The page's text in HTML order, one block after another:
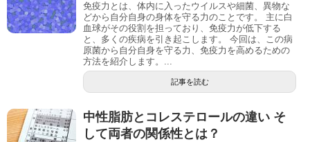
免疫力とは、体内に入ったウイルスや細菌、異物な
どから自分自身の身体を守る力のことです。 主に白
血球がその役割を担っており、免疫力が低下する
と、多くの疾病を引き起こします。 今回は、この病
原菌から自分自身を守る力、免疫力を高めるための
方法を紹介します。...
記事を読む
中性脂肪とコレステロールの違い そ
して両者の関係性とは？